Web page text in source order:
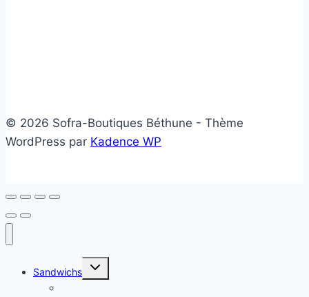
© 2026 Sofra-Boutiques Béthune - Thème
WordPress par Kadence WP
Sandwichs
Ouvrir/fermer